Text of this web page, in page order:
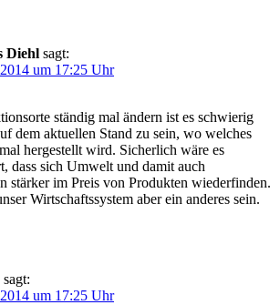
Diehl sagt:
um 17:25 Uhr
ständig mal ändern ist es schwierig
dem aktuellen Stand zu sein, wo welches
hergestellt wird. Sicherlich wäre es
dass sich Umwelt und damit auch
stärker im Preis von Produkten wiederfinden.
Wirtschaftssystem aber ein anderes sein.
sagt:
um 17:25 Uhr